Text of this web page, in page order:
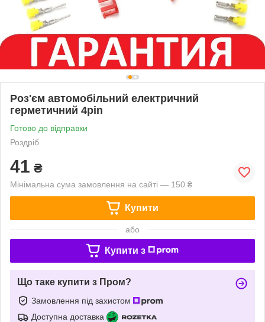
Роз'єм автомобільний електричний
герметичний 4pin
Готово до відправки
Роздріб
41 ₴
Мінімальна сума замовлення на сайті — 150 ₴
Купити
або
Купити з
Що таке купити з Пром?
Замовлення під захистом
Доступна доставка